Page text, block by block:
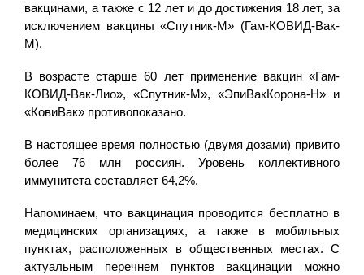
вакцинами, а также с 12 лет и до достижения 18 лет, за
исключением вакцины «Спутник-М» (Гам-КОВИД-Вак-
М).
В возрасте старше 60 лет применение вакцин «Гам-
КОВИД-Вак-Лио», «Спутник-М», «ЭпиВакКорона-Н» и
«КовиВак» противопоказано.
В настоящее время полностью (двумя дозами) привито
более 76 млн россиян. Уровень коллективного
иммунитета составляет 64,2%.
Напоминаем, что вакцинация проводится бесплатно в
медицинских организациях, а также в мобильных
пунктах, расположенных в общественных местах. С
актуальным перечнем пунктов вакцинации можно